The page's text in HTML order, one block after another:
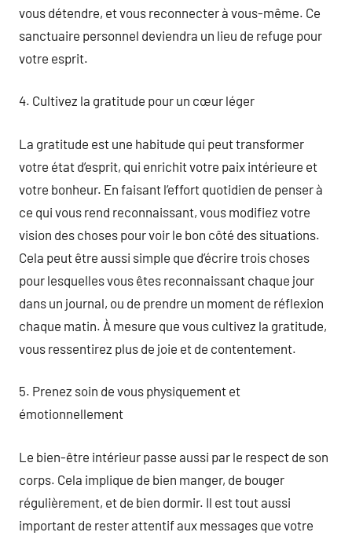
vous détendre, et vous reconnecter à vous-même. Ce
sanctuaire personnel deviendra un lieu de refuge pour
votre esprit.
4. Cultivez la gratitude pour un cœur léger
La gratitude est une habitude qui peut transformer
votre état d’esprit, qui enrichit votre paix intérieure et
votre bonheur. En faisant l’effort quotidien de penser à
ce qui vous rend reconnaissant, vous modifiez votre
vision des choses pour voir le bon côté des situations.
Cela peut être aussi simple que d’écrire trois choses
pour lesquelles vous êtes reconnaissant chaque jour
dans un journal, ou de prendre un moment de réflexion
chaque matin. À mesure que vous cultivez la gratitude,
vous ressentirez plus de joie et de contentement.
5. Prenez soin de vous physiquement et
émotionnellement
Le bien-être intérieur passe aussi par le respect de son
corps. Cela implique de bien manger, de bouger
régulièrement, et de bien dormir. Il est tout aussi
important de rester attentif aux messages que votre